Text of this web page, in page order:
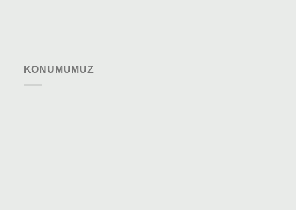
KONUMUMUZ